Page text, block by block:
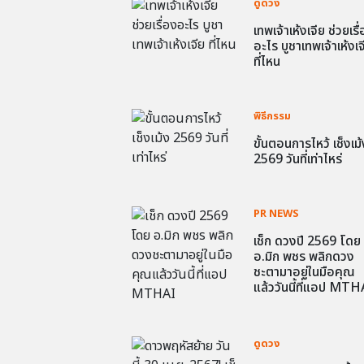
เทพเจ้าเห้งเจีย ช่วยเ
อะไร บูชาเทพเจ้าเห้งเ
ที่ไหน
พิธีกรรม
ขั้นตอนการไหว้ เช็งเ
2569 วันที่เท่าไหร่
PR NEWS
เช็ก ดวงปี 2569 โดย
อ.มิก พชร พลิกดวง
ชะตามาอยู่ในมือคุณ
แล้ววันนี้ที่แอป
ดูดวง